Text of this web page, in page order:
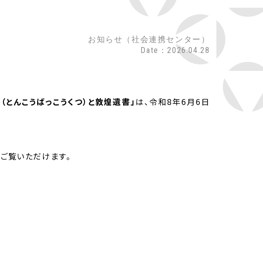
お知らせ（社会連携センター）
Date：2026.04.28
とんこうばっこうくつ）と敦煌遺書」 は、令和8年6月6日
覧いただけます。